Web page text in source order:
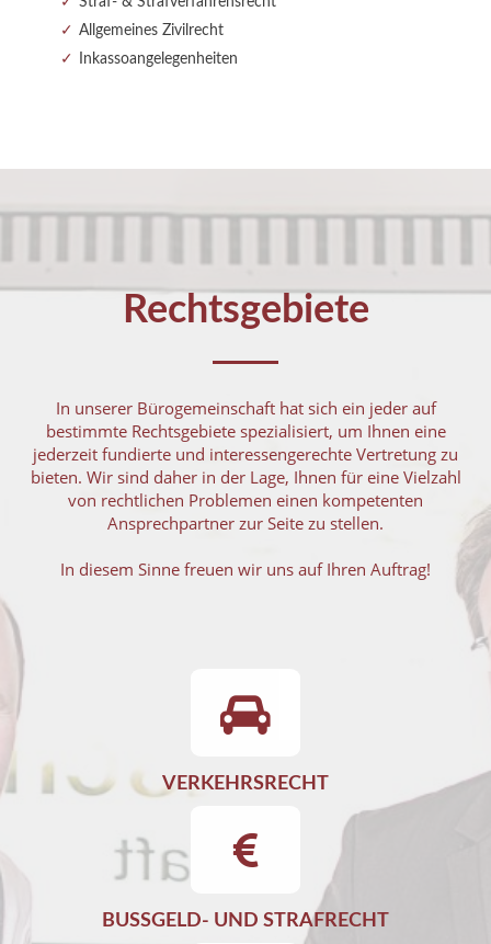
Allgemeines Zivilrecht
Inkassoangelegenheiten
Rechtsgebiete
In unserer Bürogemeinschaft hat sich ein jeder auf
bestimmte Rechtsgebiete spezialisiert, um Ihnen eine
jederzeit fundierte und interessengerechte Vertretung zu
bieten. Wir sind daher in der Lage, Ihnen für eine Vielzahl
von rechtlichen Problemen einen kompetenten
Ansprechpartner zur Seite zu stellen.
In diesem Sinne freuen wir uns auf Ihren Auftrag!
VERKEHRSRECHT
BUSSGELD- UND STRAFRECHT